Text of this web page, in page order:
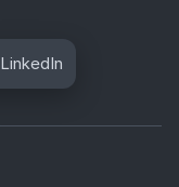
LinkedIn